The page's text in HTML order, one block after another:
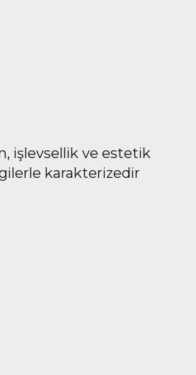
işlevsellik ve estetik
karakterizedir